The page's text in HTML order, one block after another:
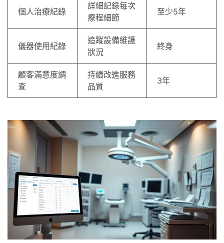
個人治療紀錄
詳細記錄每次
療程細節
至少5年
儀器使用紀錄
追蹤設備維護
狀況
終身
顧客滿意度調
查
持續改進服務
品質
3年